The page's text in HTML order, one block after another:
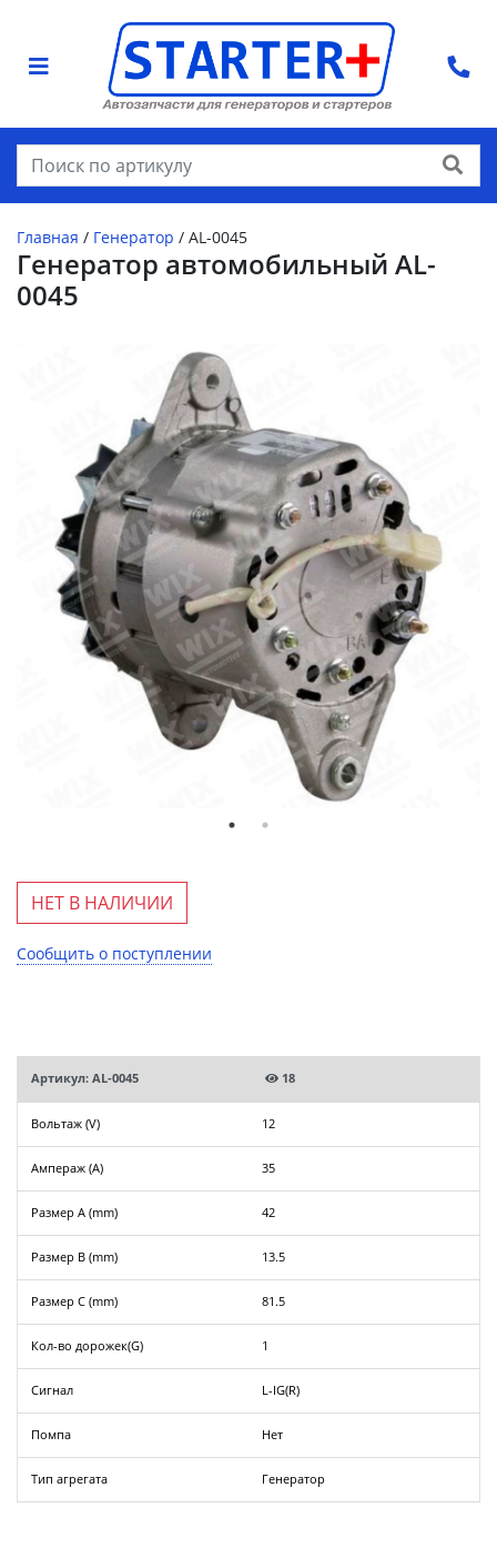
Найти
Главная / Генератор / AL-0045
Генератор автомобильный AL-
0045
НЕТ В НАЛИЧИИ
Сообщить о поступлении
Артикул: AL-0045 18
Вольтаж (V) 12
Ампераж (A) 35
Размер A (mm) 42
Размер B (mm) 13.5
Размер C (mm) 81.5
Кол-во дорожек(G) 1
Сигнал L-IG(R)
Помпа Нет
Тип агрегата Генератор